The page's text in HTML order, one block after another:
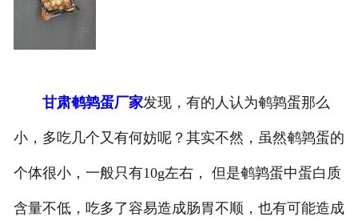
甘肃鹌鹑蛋厂家发现，有的人认为鹌鹑蛋那么
小，多吃几个又有何妨呢？其实不然，虽然鹌鹑蛋的
个体很小，一般只有10g左右， 但是鹌鹑蛋中蛋白质
含量不低，吃多了容易造成肠胃不顺，也有可能造成